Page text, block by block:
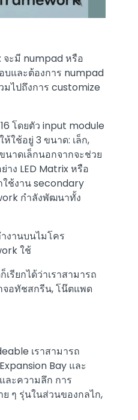
ะมี numpad หรือ
บและต้องการ numpad
มไปถึงการ customize
โดยตัว input module
ใช้อยู่ 3 ขนาด: เล็ก,
าดเล็กนอกจากจะช่วย
ง LED Matrix หรือ
ช้งาน secondary
กำลังพัฒนาทั้ง
งานบนไมโคร
ใช้
รียกได้ว่าเราสามารถ
จอทัชสกรีน, โน๊ตแพด
เราสามารถ
Bay และ
ละความลึก การ
ๆ รุ่นในส่วนของกลไก,